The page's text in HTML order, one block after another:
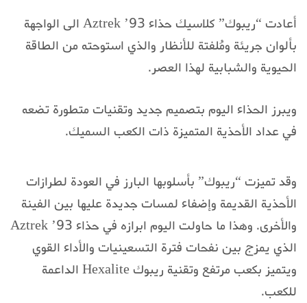
أعادت “ريبوك” كلاسيك حذاء Aztrek ’93 الى الواجهة
بألوان جريئة ومُلفتة للأنظار والذي استوحته من الطاقة
الحيوية والشبابية لهذا العصر.
ويبرز الحذاء اليوم بتصميم جديد وتقنيات متطورة تضعه
في عداد الأحذية المتميزة ذات الكعب السميك.
وقد تميزت “ريبوك” بأسلوبها البارز في العودة لطرازات
الأحذية القديمة وإضفاء لمسات جديدة عليها بين الفينة
والأخرى. وهذا ما حاولت اليوم ابرازه في حذاء Aztrek ’93
الذي يمزج بين نفحات فترة التسعينيات والأداء القوي
ويتميز بكعب مرتفع وتقنية ريبوك Hexalite الداعمة
للكعب.